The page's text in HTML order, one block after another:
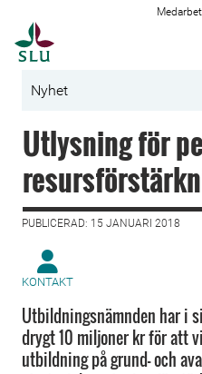
Nyhet
Utlysning för
PUBLICERAD: 15 JANUARI 2018
KONTAKT
Utbildningsnämnden har i
drygt 10 miljoner kr för att
utbildning på grund- och